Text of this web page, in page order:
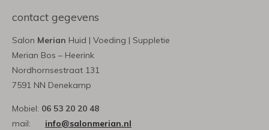
contact gegevens
Salon Merian Huid | Voeding | Suppletie
Merian Bos – Heerink
Nordhornsestraat 131
7591 NN Denekamp
Mobiel: 06 53 20 20 48
mail: info@salonmerian.nl